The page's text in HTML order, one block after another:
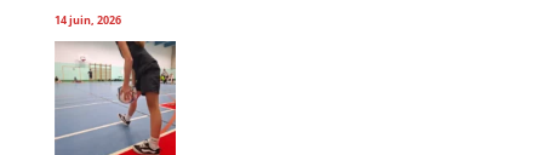
14 juin, 2026